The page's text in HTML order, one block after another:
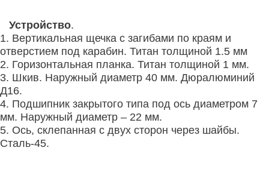
Устройство.
1. Вертикальная щечка с загибами по краям и
отверстием под карабин. Титан толщиной 1.5 мм
2. Горизонтальная планка. Титан толщиной 1 мм.
3. Шкив. Наружный диаметр 40 мм. Дюралюминий
Д16.
4. Подшипник закрытого типа под ось диаметром 7
мм. Наружный диаметр – 22 мм.
5. Ось, склепанная с двух сторон через шайбы.
Сталь-45.